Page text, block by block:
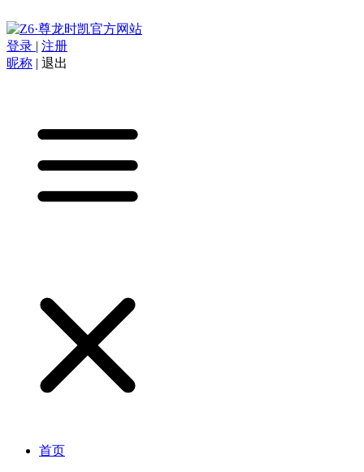
登录 | 注册
昵称 | 退出
首页